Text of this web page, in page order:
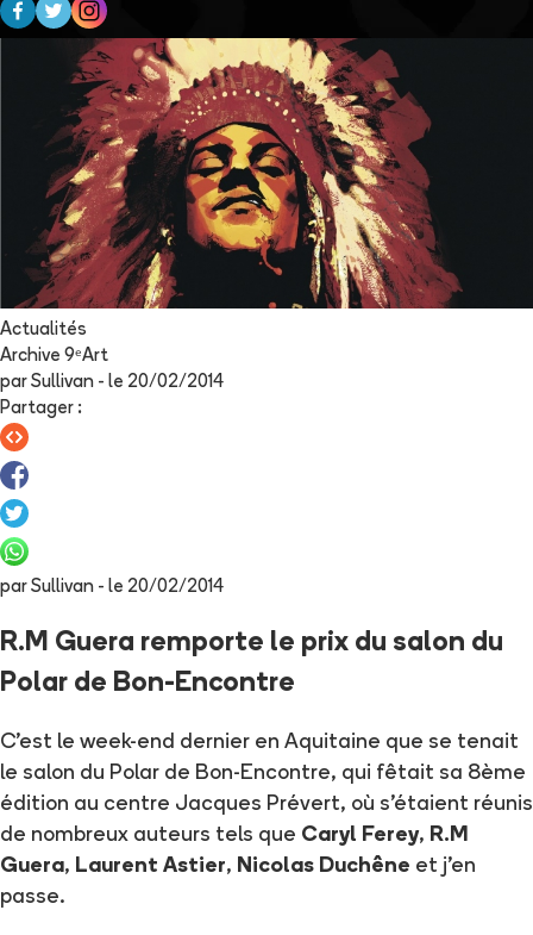
Actualités
Archive 9ᵉArt
par Sullivan - le 20/02/2014
Partager :
par Sullivan - le 20/02/2014
R.M Guera remporte le prix du salon du
Polar de Bon-Encontre
C'est le week-end dernier en Aquitaine que se tenait
le salon du Polar de Bon-Encontre, qui fêtait sa 8ème
édition au centre Jacques Prévert, où s'étaient réunis
de nombreux auteurs tels que Caryl Ferey, R.M
Guera, Laurent Astier, Nicolas Duchêne et j'en
passe.